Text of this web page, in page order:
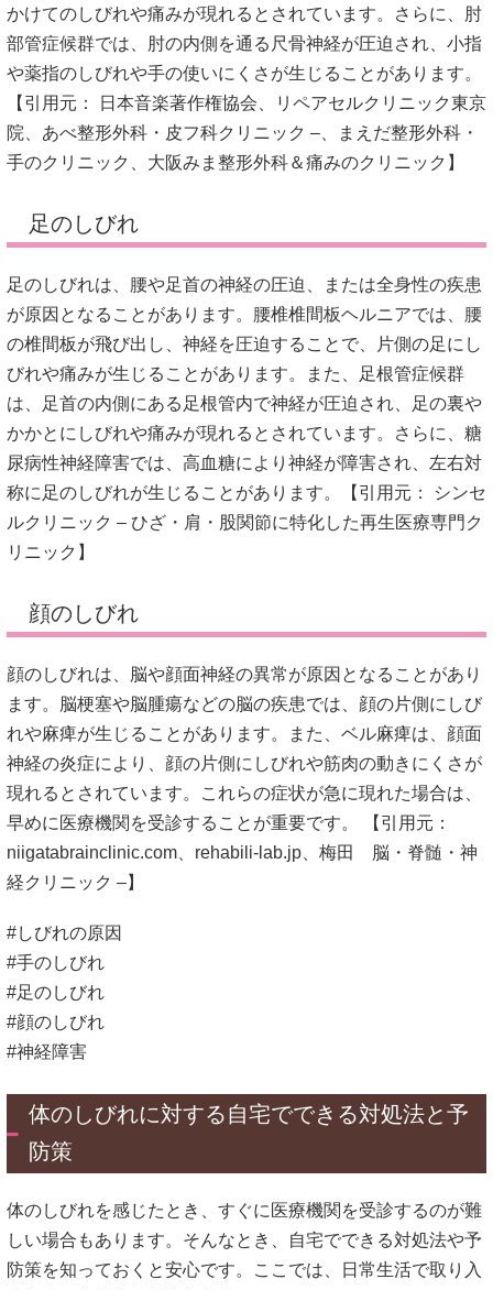
かけてのしびれや痛みが現れるとされています。
さらに、肘
部管症候群では、肘の内側を通る尺骨神経が圧迫され、小指
や薬指のしびれや手の使いにくさが生じることがあります。
【引用元：
日本音楽著作権協会
リペアセルクリニック東京
院
あべ整形外科・皮フ科クリニック –
まえだ整形外科・
手のクリニック
大阪みま整形外科＆痛みのクリニック 】
足のしびれ
足のしびれは、腰や足首の神経の圧迫、または全身性の疾患
が原因となることがあります。 腰椎椎間板ヘルニアでは、腰
の椎間板が飛び出し、神経を圧迫することで、片側の足にし
びれや痛みが生じることがあります。
また、足根管症候群
は、足首の内側にある足根管内で神経が圧迫され、足の裏や
かかとにしびれや痛みが現れるとされています。
さらに、糖
尿病性神経障害では、高血糖により神経が障害され、左右対
称に足のしびれが生じることがあります。【引用元：
シンセ
ルクリニック – ひざ・肩・股関節に特化した再生医療専門ク
リニック 】
顔のしびれ
顔のしびれは、脳や顔面神経の異常が原因となることがあり
ます。
脳梗塞や脳腫瘍などの脳の疾患では、顔の片側にしび
れや麻痺が生じることがあります。
また、ベル麻痺は、顔面
神経の炎症により、顔の片側にしびれや筋肉の動きにくさが
現れるとされています。
これらの症状が急に現れた場合は、
早めに医療機関を受診することが重要です。
【引用元：
niigatabrainclinic.com
rehabili-lab.jp
梅田 脳・脊髄・神
経クリニック –】
#しびれの原因
#手のしびれ
#足のしびれ
#顔のしびれ
#神経障害
体のしびれに対する自宅でできる対処法と予
防策
体のしびれを感じたとき、すぐに医療機関を受診するのが難
しい場合もあります。 そんなとき、自宅でできる対処法や予
防策を知っておくと安心です。
ここでは、日常生活で取り入